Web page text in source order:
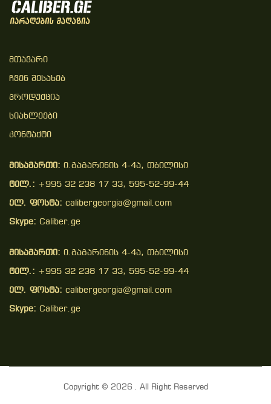
Მთავარი
Ჩვენ Შესახებ
Პროდუქცია
Სიახლეები
Კონტაქტი
მისამართი: ი.გაგარინის 4-4ა, თბილისი
ტელ.: +995 32 238 17 33, 595-52-99-44
ელ. ფოსტა: calibergeorgia@gmail.com
Skype: Caliber.ge
მისამართი: ი.გაგარინის 4-4ა, თბილისი
ტელ.: +995 32 238 17 33, 595-52-99-44
ელ. ფოსტა: calibergeorgia@gmail.com
Skype: Caliber.ge
Copyright © 2026 . All Right Reserved